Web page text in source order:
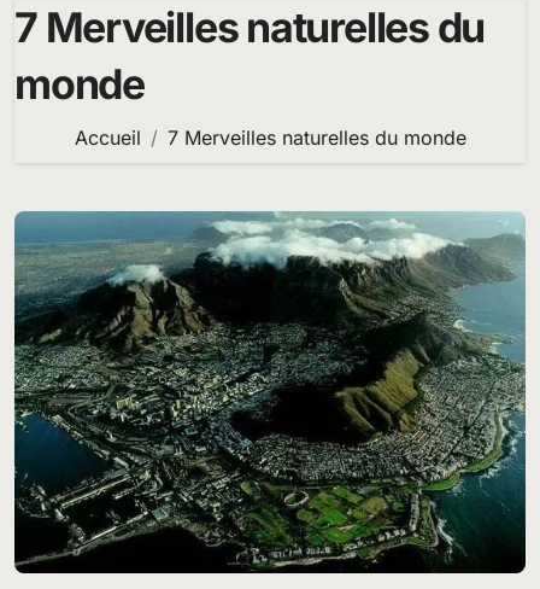
7 Merveilles naturelles du
monde
Accueil 7 Merveilles naturelles du monde